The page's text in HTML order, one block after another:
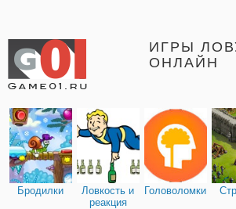
ИГРЫ
ОНЛАЙН
Бродилки
Ловкость и
реакция
Головоломки